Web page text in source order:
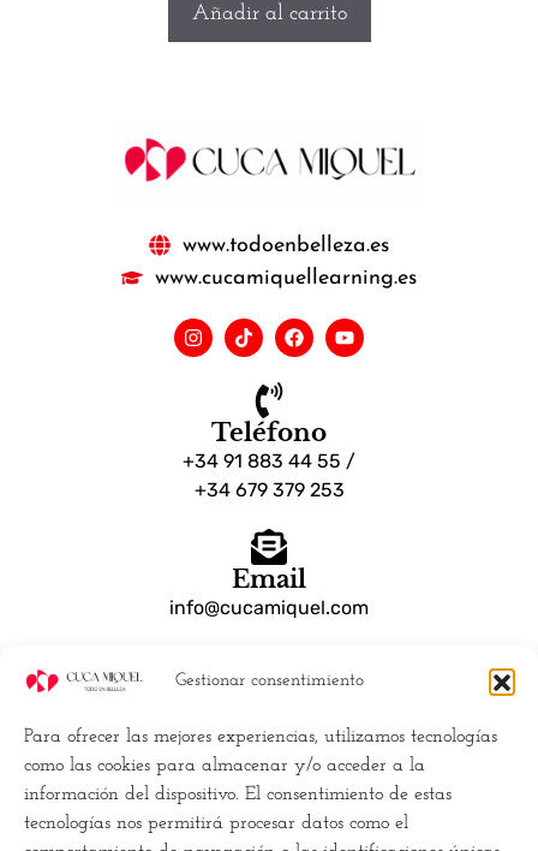
Gestionar consentimiento
Para ofrecer las mejores experiencias, utilizamos tecnologías
como las cookies para almacenar y/o acceder a la
información del dispositivo. El consentimiento de estas
tecnologías nos permitirá procesar datos como el
Añadir al carrito
www.todoenbelleza.es
www.cucamiquellearning.es
Teléfono
+34 91 883 44 55 /
+34 679 379 253
Email
info@cucamiquel.com
Calle Luchana, 25 28010 Madrid España
Empresa
Políticas de Cookies (UE)